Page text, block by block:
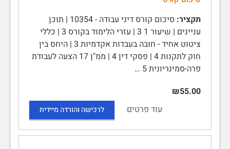
תקציר:
סיכום קורס דיני עבודה - 10354 | תוכן
עניינים | שיעור 1 3 | עזרי הלימוד בקורס 3 | כללי
ציטוט אחיד - חובה בעבדות אקדמיות 3 | היחס בין
חוק לתקנות 4 | פסקי דין 4 | ממ"ן 17 הצעה לעבודת
פרה-סמינריונית 5 …
₪55.00
עוד פרטים
לרכישה והורדה מיידית